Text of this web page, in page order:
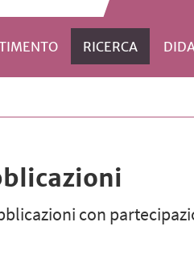
RICERCA
con